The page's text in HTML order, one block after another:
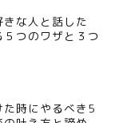
きな人と話した
つのワザと３つ
時にやるべき5